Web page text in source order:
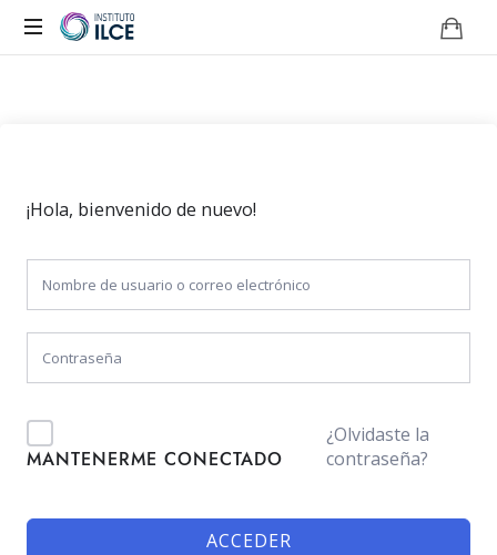
¡Hola, bienvenido de nuevo!
MANTENERME CONECTADO
¿Olvidaste la
contraseña?
ACCEDER